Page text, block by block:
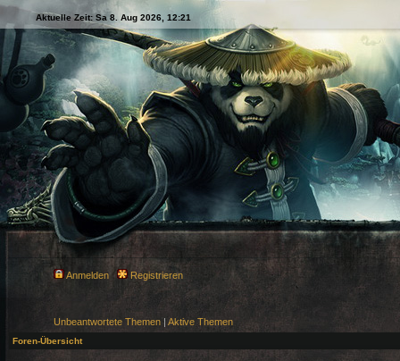
Aktuelle Zeit: Sa 8. Aug 2026, 12:21
Anmelden Registrieren
Unbeantwortete Themen | Aktive Themen
Foren-Übersicht